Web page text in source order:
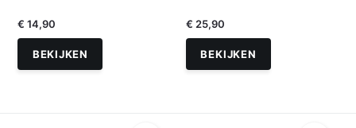
€ 14,90
BEKIJKEN
€ 25,90
BEKIJKEN